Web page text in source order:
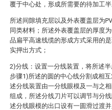
覆于中心处，形成所需要的待加工
所述间隙填充层以及外表覆盖层为
同类材料；所述外表覆盖层的厚度
品扁平高速线缆的形成方式采用的
实押出方式；
2)分线：设置一分线装置，将所述
步骤1)所述的圆的中心线分割成相
述分线装置由一分线眼模及一与之
组成，所述分线刀片可以调节与分
述分线眼模的出口设有一圆滑过渡